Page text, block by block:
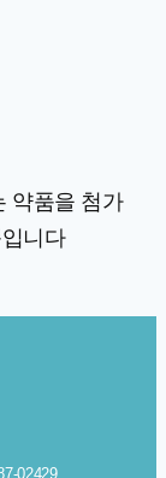
약품을 첨가
니다
02429